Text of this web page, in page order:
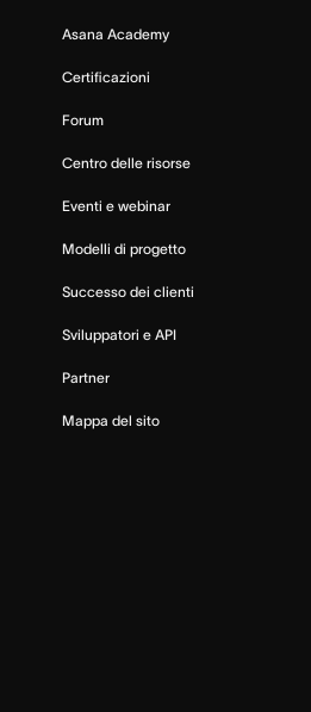
Asana Academy
Certificazioni
Forum
Centro delle risorse
Eventi e webinar
Modelli di progetto
Successo dei clienti
Sviluppatori e API
Partner
Mappa del sito